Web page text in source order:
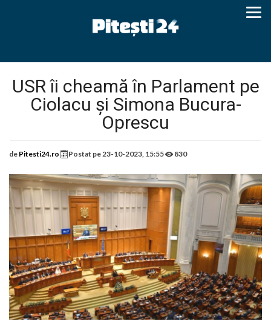
USR îi cheamă în Parlament pe
Ciolacu și Simona Bucura-
Oprescu
de Pitesti24.ro Postat pe23-10-2023, 15:55 830